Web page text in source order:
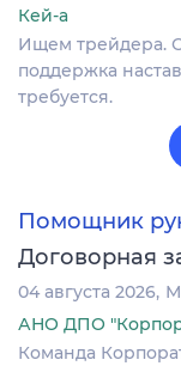
Кей-а
Ищем трейдера.
поддержка
требуется.
Помощник
Договорная
04 августа 2026
АНО ДПО
Команда